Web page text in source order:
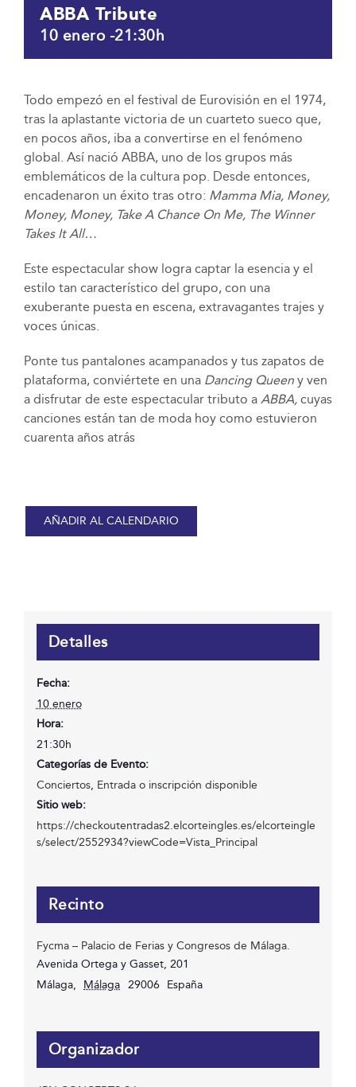
ABBA Tribute
10 enero -21:30h
Todo empezó en el festival de Eurovisión en el 1974,
tras la aplastante victoria de un cuarteto sueco que,
en pocos años, iba a convertirse en el fenómeno
global. Así nació ABBA, uno de los grupos más
emblemáticos de la cultura pop. Desde entonces,
encadenaron un éxito tras otro: Mamma Mia, Money,
Money, Money, Take A Chance On Me, The Winner
Takes It All…
Este espectacular show logra captar la esencia y el
estilo tan característico del grupo, con una
exuberante puesta en escena, extravagantes trajes y
voces únicas.
Ponte tus pantalones acampanados y tus zapatos de
plataforma, conviértete en una Dancing Queeny ven
a disfrutar de este espectacular tributo a ABBA, cuyas
canciones están tan de moda hoy como estuvieron
cuarenta años atrás
AÑADIR AL CALENDARIO
Detalles
Fecha:
10 enero
Hora:
21:30h
Categorías de Evento:
Conciertos, Entrada o inscripción disponible
Sitio web:
https://checkoutentradas2.elcorteingles.es/elcorteingle
s/select/2552934?viewCode=Vista_Principal
Recinto
Fycma – Palacio de Ferias y Congresos de Málaga.
Avenida Ortega y Gasset, 201
Málaga, Málaga 29006 España
Organizador